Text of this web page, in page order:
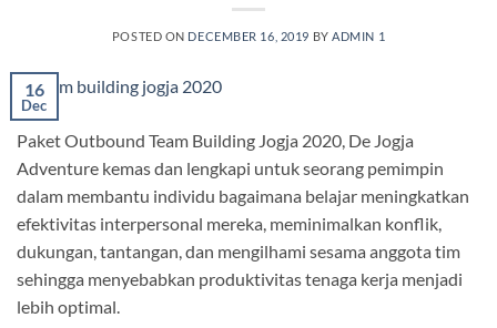
POSTED ON DECEMBER 16, 2019 BY ADMIN 1
16
Dec
Paket Outbound Team Building Jogja 2020, De Jogja
Adventure kemas dan lengkapi untuk seorang pemimpin
dalam membantu individu bagaimana belajar meningkatkan
efektivitas interpersonal mereka, meminimalkan konflik,
dukungan, tantangan, dan mengilhami sesama anggota tim
sehingga menyebabkan produktivitas tenaga kerja menjadi
lebih optimal.